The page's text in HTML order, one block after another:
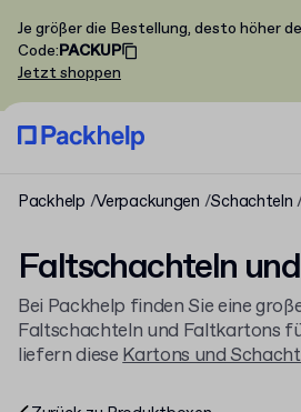
Je größer die Bestellung, desto höher
Code:PACKUP
Jetzt shoppen
Packhelp Verpackungen Schachteln
Faltschachteln
Bei Packhelp finden Sie eine
Faltschachteln und Faltkartons
liefern dieseKartons und
Gestalten Sie Ihre Verpackung